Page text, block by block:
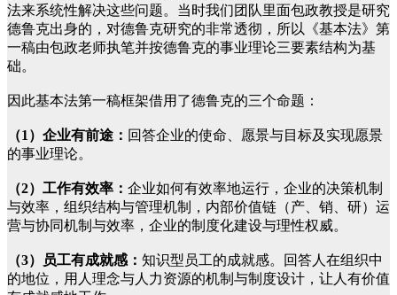
法来系统性解决这些问题。当时我们团队里面包政教授是研究
德鲁克出身的，对德鲁克研究的非常透彻，所以《基本法》第
一稿由包政老师执笔并按德鲁克的事业理论三要素结构为基
础。
因此基本法第一稿框架借用了德鲁克的三个命题：
（1）企业有前途： 回答企业的使命、愿景与目标及实现愿景
的事业理论。
（2）工作有效率： 企业如何有效率地运行，企业的决策机制
与效率，组织结构与管理机制，内部价值链（产、销、研）运
营与协同机制与效率，企业的制度化建设与理性权威。
（3）员工有成就感： 知识型员工的成就感。回答人在组织中
的地位，用人理念与人力资源的机制与制度设计，让人有价值